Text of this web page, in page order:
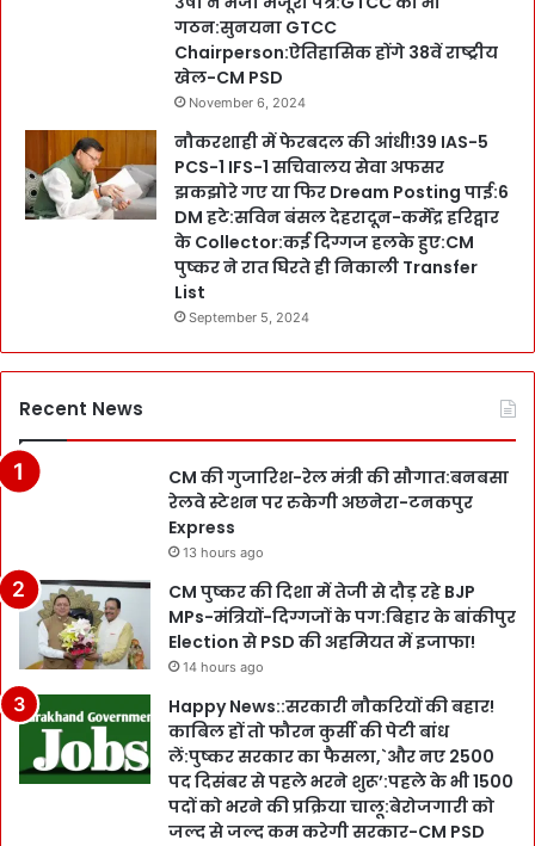
गठन:सुनयना GTCC
Chairperson:ऐतिहासिक होंगे 38वें राष्ट्रीय
खेल-CM PSD
November 6, 2024
नौकरशाही में फेरबदल की आंधी!39 IAS-5
PCS-1 IFS-1 सचिवालय सेवा अफसर
झकझोरे गए या फिर Dream Posting पाई:6
DM हटे:सविन बंसल देहरादून-कर्मेंद्र हरिद्वार
के Collector:कई दिग्गज हलके हुए:CM
पुष्कर ने रात घिरते ही निकाली Transfer
List
September 5, 2024
Recent News
CM की गुजारिश-रेल मंत्री की सौगात:बनबसा
रेलवे स्टेशन पर रुकेगी अछनेरा-टनकपुर
Express
13 hours ago
CM पुष्कर की दिशा में तेजी से दौड़ रहे BJP
MPs-मंत्रियों-दिग्गजों के पग:बिहार के बांकीपुर
Election से PSD की अहमियत में इजाफा!
14 hours ago
Happy News::सरकारी नौकरियों की बहार!
काबिल हों तो फौरन कुर्सी की पेटी बांध
लें:पुष्कर सरकार का फैसला,`और नए 2500
पद दिसंबर से पहले भरने शुरू’:पहले के भी 1500
पदों को भरने की प्रक्रिया चालू:बेरोजगारी को
जल्द से जल्द कम करेगी सरकार-CM PSD